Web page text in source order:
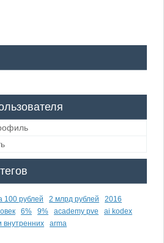
100 рублей 2 млрд рублей
2016
6% 9% academy pve
ai kodex
внутренних
arma